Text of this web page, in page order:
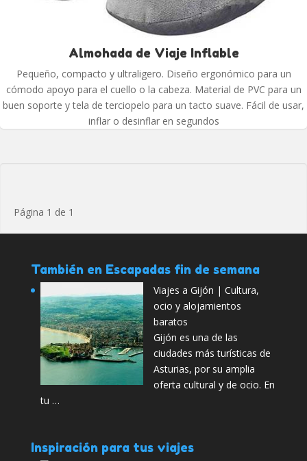
Almohada de Viaje Inflable
Pequeño, compacto y ultraligero. Diseño ergonómico para un
cómodo apoyo para el cuello o la cabeza. Material de PVC para un
buen soporte y tela de terciopelo para un tacto suave. Fácil de usar,
inflar o desinflar en segundos
Página 1 de 1
También en Escapadas fin de semana
Viajes a Gijón | Cultura,
ocio y alojamientos
baratos
Gijón es una de las
ciudades más turísticas de
Asturias, por su amplia
oferta cultural y de ocio. En
tu …
Inspiración para tus viajes